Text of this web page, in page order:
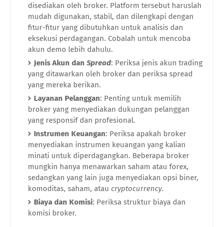
disediakan oleh broker. Platform tersebut haruslah
mudah digunakan, stabil, dan dilengkapi dengan
fitur-fitur yang dibutuhkan untuk analisis dan
eksekusi perdagangan. Cobalah untuk mencoba
akun demo lebih dahulu.
Jenis Akun dan Spread: Periksa jenis akun trading
yang ditawarkan oleh broker dan periksa spread
yang mereka berikan.
Layanan Pelanggan: Penting untuk memilih
broker yang menyediakan dukungan pelanggan
yang responsif dan profesional.
Instrumen Keuangan: Periksa apakah broker
menyediakan instrumen keuangan yang kalian
minati untuk diperdagangkan. Beberapa broker
mungkin hanya menawarkan saham atau forex,
sedangkan yang lain juga menyediakan opsi biner,
komoditas, saham, atau cryptocurrency.
Biaya dan Komisi: Periksa struktur biaya dan
komisi broker.